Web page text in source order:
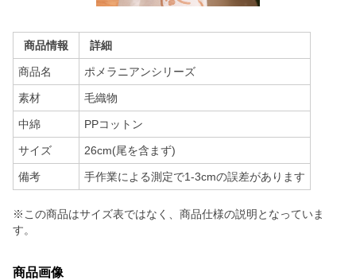
商品情報 詳細
商品名 ポメラニアンシリーズ
素材 毛織物
中綿 PPコットン
サイズ 26cm(尾を含まず)
備考 手作業による測定で1-3cmの誤差があります
※この商品はサイズ表ではなく、商品仕様の説明となっていま
す。
商品画像